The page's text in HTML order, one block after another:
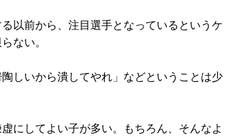
以前から、注目選手となっているというケ
ない。
しいから潰してやれ」などということは少
にしてよい子が多い。もちろん、そんなよ